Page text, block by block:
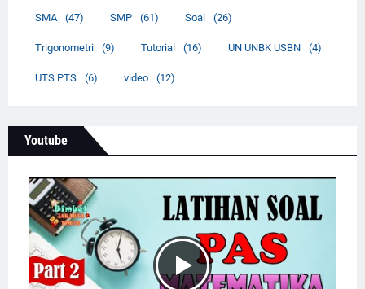
SMA (47) SMP (61) Soal (26)
Trigonometri (9) Tutorial (16) UN UNBK USBN (4)
UTS PTS (6) video (12)
Youtube